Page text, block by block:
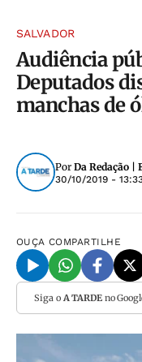
SALVADOR
Audiência
Deputados
manchas de
Por Da Redação |
30/10/2019 -
OUÇA COMPARTILHE
Siga o A TARDEno